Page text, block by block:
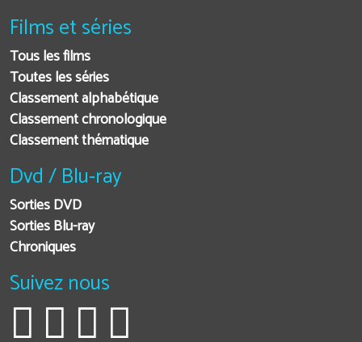
Films et séries
Tous les films
Toutes les séries
Classement alphabétique
Classement chronologique
Classement thématique
Dvd / Blu-ray
Sorties DVD
Sorties Blu-ray
Chroniques
Suivez nous